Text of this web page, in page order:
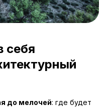
себя
до мелочей: где будет